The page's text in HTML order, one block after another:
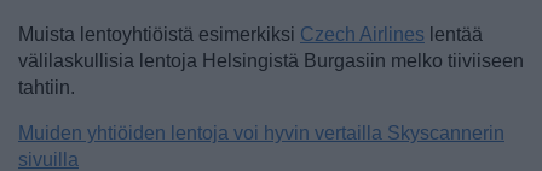
Muista lentoyhtiöistä esimerkiksi Czech Airlines lentää
välilaskullisia lentoja Helsingistä Burgasiin melko tiiviiseen
tahtiin.
Muiden yhtiöiden lentoja voi hyvin vertailla Skyscannerin
sivuilla